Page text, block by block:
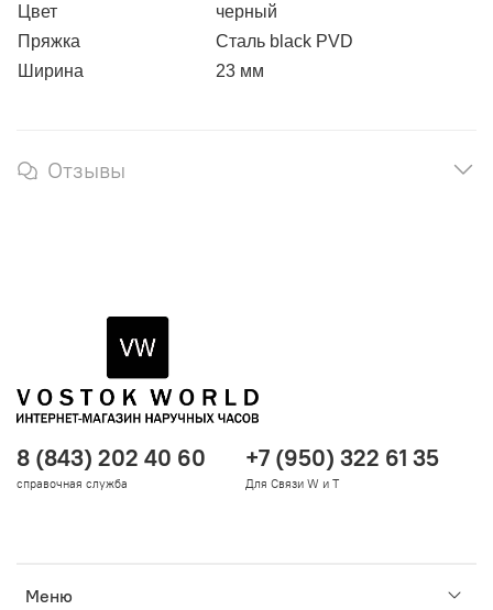
Цвет
черный
Пряжка
Сталь black PVD
Ширина
23 мм
Отзывы
Меню
8 (843) 202 40 60
справочная служба
+7 (950) 322 61 35
Для Связи W и T